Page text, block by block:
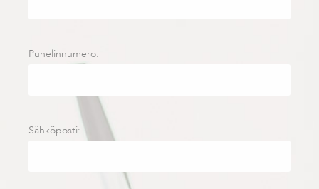
Puhelinnumero:
Sähköposti: